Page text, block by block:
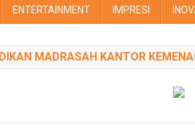
ENTERTAINMENT IMPRESI
MADRASAH KANTOR